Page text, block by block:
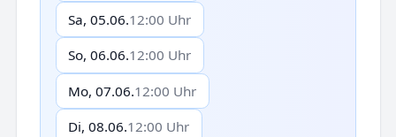
Sa, 05.06.12:00 Uhr
So, 06.06.12:00 Uhr
Mo, 07.06.12:00 Uhr
Di, 08.06.12:00 Uhr